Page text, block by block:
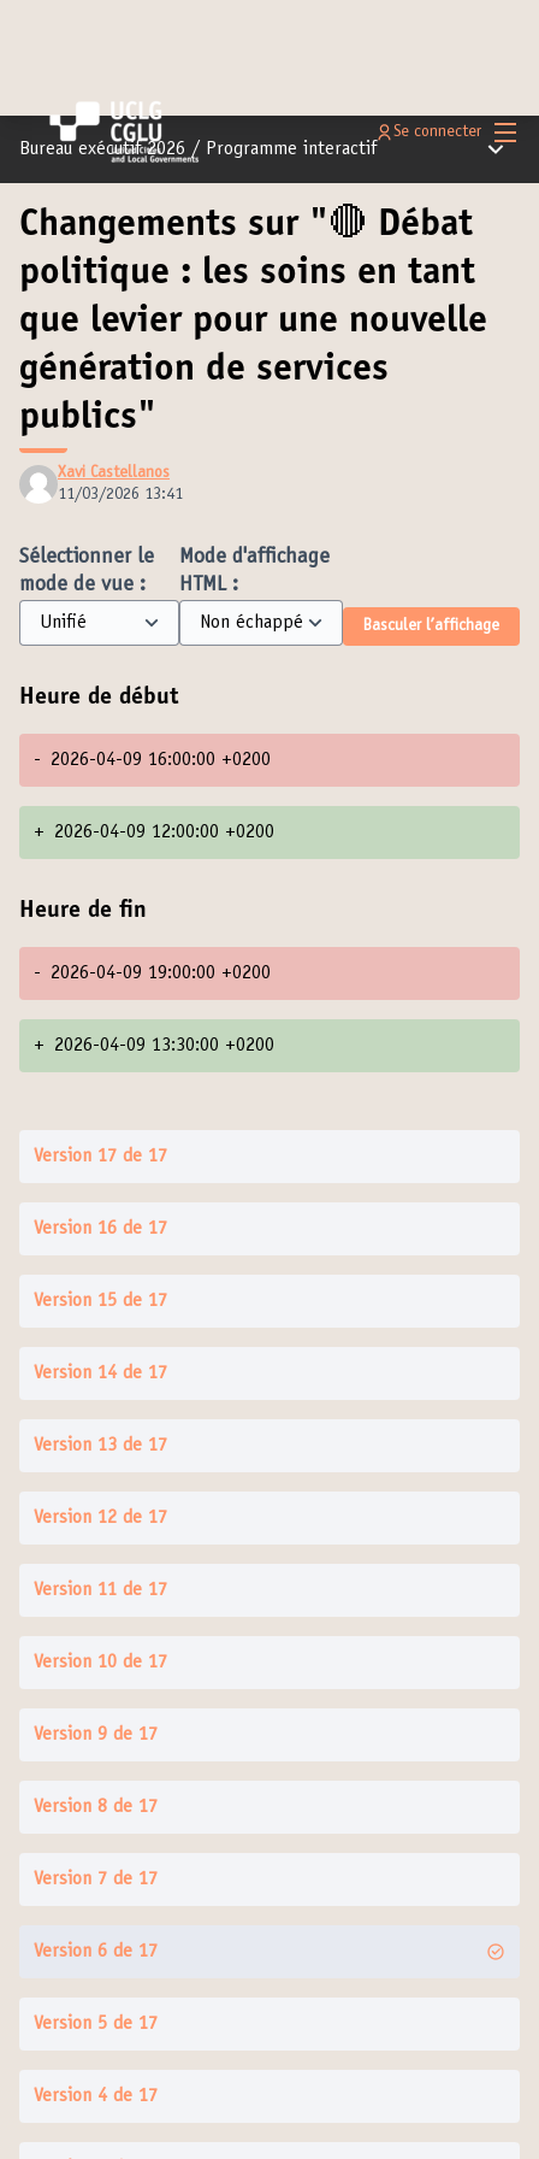
Se connecter
Bureau exécutif 2026 / Programme interactif Menu
Changements sur "🔴 Débat
politique : les soins en tant
que levier pour une nouvelle
génération de services
publics"
Xavi Castellanos
11/03/2026 13:41
Sélectionner le
mode de vue :
Mode d'affichage
HTML :
Basculer l’affichage
Heure de début
- 2026-04-09 16:00:00 +0200
+ 2026-04-09 12:00:00 +0200
Heure de fin
- 2026-04-09 19:00:00 +0200
+ 2026-04-09 13:30:00 +0200
Version 17 de 17
Version 16 de 17
Version 15 de 17
Version 14 de 17
Version 13 de 17
Version 12 de 17
Version 11 de 17
Version 10 de 17
Version 9 de 17
Version 8 de 17
Version 7 de 17
Version 6 de 17
Version 5 de 17
Version 4 de 17